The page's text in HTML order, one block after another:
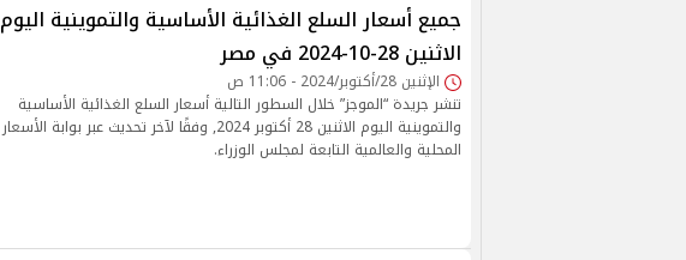
‎جميع أسعار السلع الغذائية الأساسية والتموينية اليوم
الاثنين 28-10-2024 في مصر
الإثنين 28/أكتوبر/2024 - 11:06 ص
تنشر جريدة “الموجز” خلال السطور التالية أسعار السلع الغذائية الأساسية
والتموينية اليوم الاثنين 28 أكتوبر 2024, وفقًا لآخر تحديث عبر بوابة الأسعار
المحلية والعالمية التابعة لمجلس الوزراء.